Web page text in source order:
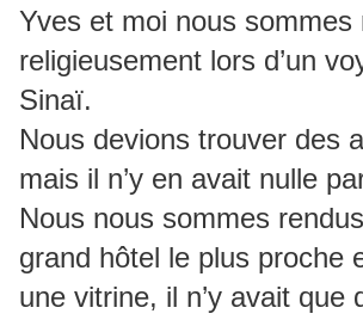
Yves et moi nous sommes
religieusement lors d’un
Sinaï.
Nous devions trouver des
mais il n’y en avait nulle
Nous nous sommes
grand hôtel le plus proche
une vitrine, il n’y avait que